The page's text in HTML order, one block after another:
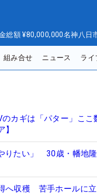
総額 ¥80,000,000名神八日
組み合せ ニュース ライ
カギは「パター」こ
りたい」 30歳・幡地
へ収穫 苦手ホールに